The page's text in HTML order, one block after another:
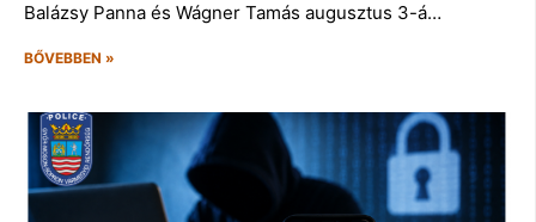
Balázsy Panna és Wágner Tamás augusztus 3-á…
BŐVEBBEN »